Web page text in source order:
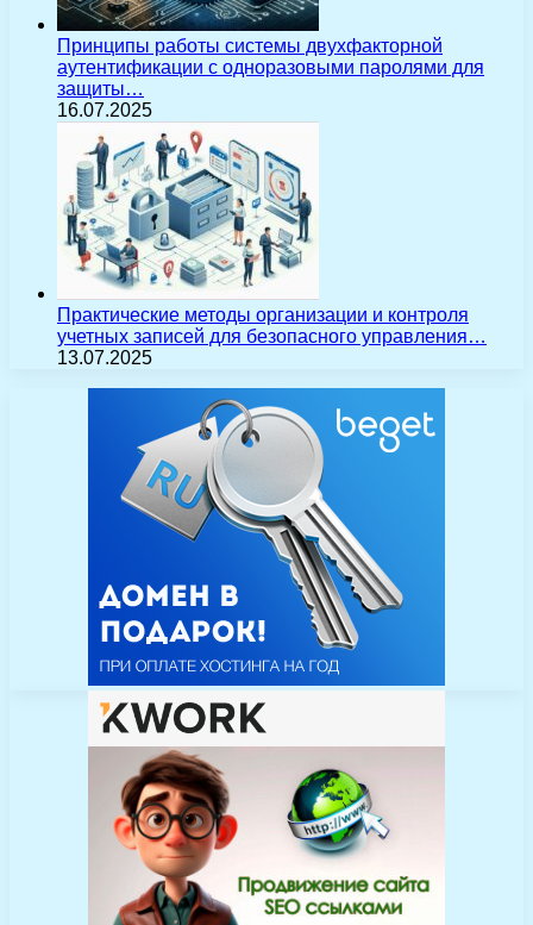
Принципы работы системы двухфакторной
аутентификации с одноразовыми паролями для
защиты…
16.07.2025
Практические методы организации и контроля
учетных записей для безопасного управления…
13.07.2025